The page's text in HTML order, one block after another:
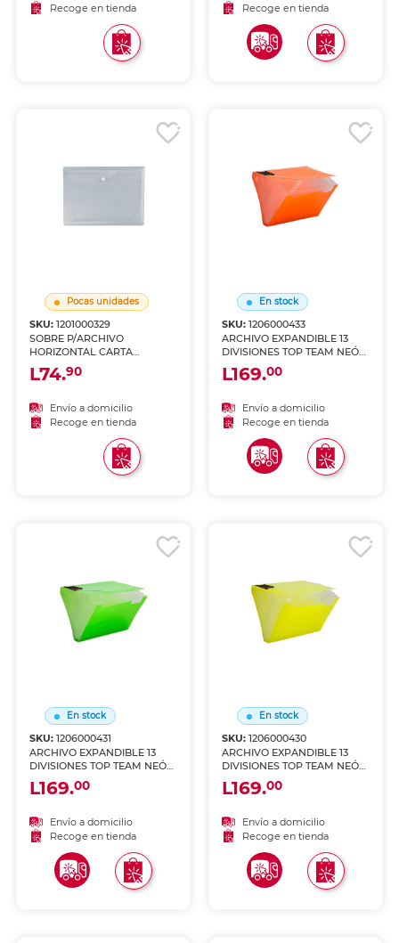
Recoge en tienda
Recoge en tienda
Pocas unidades
SKU:1201000329
SOBRE P/ARCHIVO
HORIZONTAL CARTA
TRANSPARENTE GRIS
L74.90
Envío a domicilio
Recoge en tienda
En stock
SKU: 1206000433
ARCHIVO EXPANDIBLE 13
DIVISIONES TOP TEAM NEÓN
ANARANJADO
L169.00
Envío a domicilio
Recoge en tienda
En stock
SKU:1206000431
ARCHIVO EXPANDIBLE 13
DIVISIONES TOP TEAM NEÓN
VERDE
L169.00
Envío a domicilio
Recoge en tienda
En stock
SKU: 1206000430
ARCHIVO EXPANDIBLE 13
DIVISIONES TOP TEAM NEÓN
AMARILLO
L169.00
Envío a domicilio
Recoge en tienda